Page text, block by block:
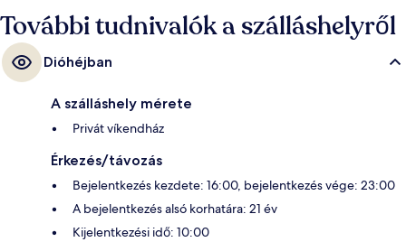
További tudnivalók a szálláshelyről
Dióhéjban
A szálláshely mérete
Privát víkendház
Érkezés/távozás
Bejelentkezés kezdete: 16:00, bejelentkezés vége: 23:00
A bejelentkezés alsó korhatára: 21 év
Kijelentkezési idő: 10:00